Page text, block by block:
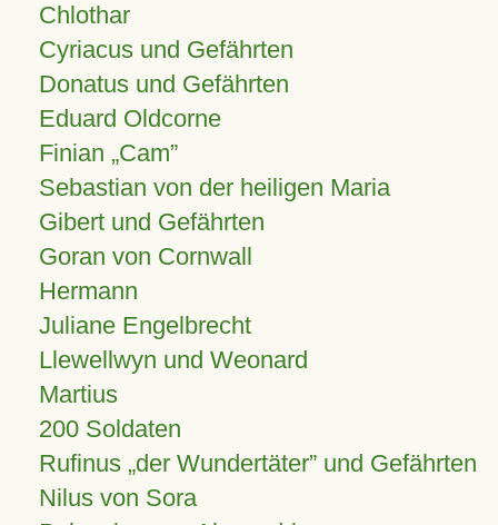
Chlothar
Cyriacus und Gefährten
Donatus und Gefährten
Eduard Oldcorne
Finian Cam
Sebastian von der heiligen Maria
Gibert und Gefährten
Goran von Cornwall
Hermann
Juliane Engelbrecht
Llewellwyn und Weonard
Martius
200 Soldaten
Rufinus „der Wundertäter” und Gefährten
Nilus von Sora